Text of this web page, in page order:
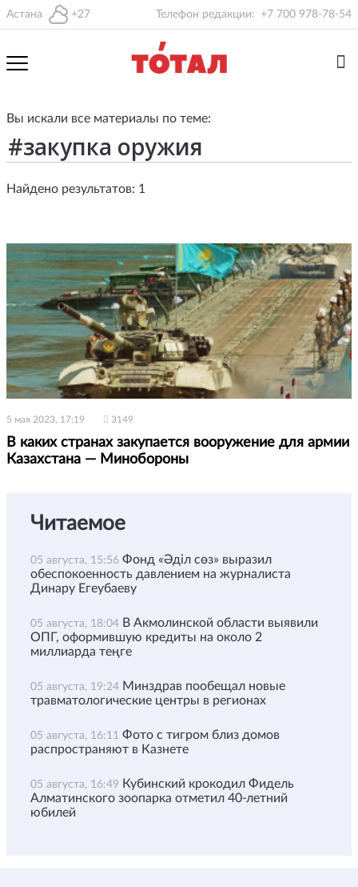
Астана +27 Телефон редакции: +7 700 978-78-54
Вы искали все материалы по теме:
Найдено результатов: 1
5 мая 2023, 17:19 3149
В каких странах закупается вооружение для армии
Казахстана — Минобороны
Читаемое
05 августа, 15:56 Фонд «Әділ сөз» выразил
обеспокоенность давлением на журналиста
Динару Егеубаеву
05 августа, 18:04 В Акмолинской области выявили
ОПГ, оформившую кредиты на около 2
миллиарда теңге
05 августа, 19:24 Минздрав пообещал новые
травматологические центры в регионах
05 августа, 16:11 Фото с тигром близ домов
распространяют в Казнете
05 августа, 16:49 Кубинский крокодил Фидель
Алматинского зоопарка отметил 40-летний
юбилей